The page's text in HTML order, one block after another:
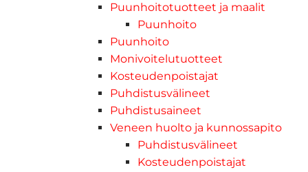
Puunhoitotuotteet ja maalit
Puunhoito
Puunhoito
Monivoitelutuotteet
Kosteudenpoistajat
Puhdistusvälineet
Puhdistusaineet
Veneen huolto ja kunnossapito
Puhdistusvälineet
Kosteudenpoistajat